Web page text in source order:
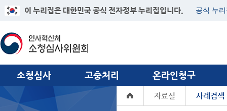
이 누리집은 대한민국 공식 전자정부 누리집입니다. 공식 누
소청심사 고충처리 온라인청구
자료실 사례검색